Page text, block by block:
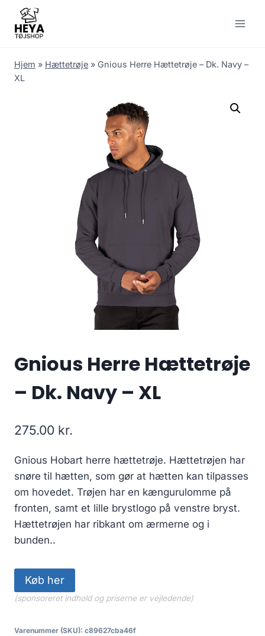
content
Hjem » Hættetrøje » Gnious Herre Hættetrøje – Dk. Navy –
XL
Gnious Herre Hættetrøje
– Dk. Navy – XL
275.00 kr.
Gnious Hobart herre hættetrøje. Hættetrøjen har
snøre til hætten, som gør at hætten kan tilpasses
om hovedet. Trøjen har en kængurulomme på
fronten, samt et lille brystlogo på venstre bryst.
Hættetrøjen har ribkant om ærmerne og i
bunden..
Køb her
(sponsoreret indhold og priserne er vejledende)
Varenummer (SKU): c89627cba46f